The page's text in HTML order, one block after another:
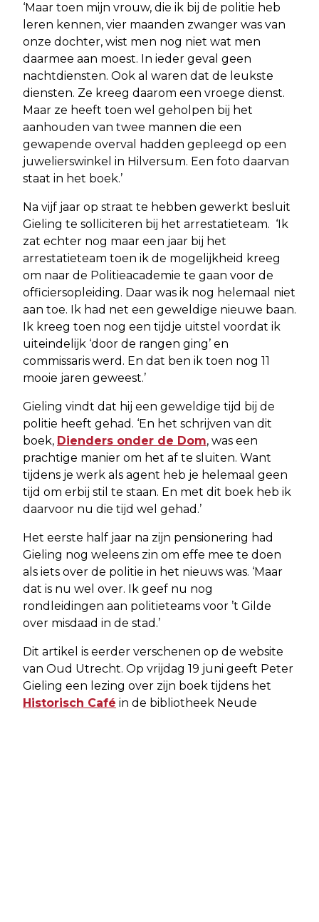
‘Maar toen mijn vrouw, die ik bij de politie heb
leren kennen, vier maanden zwanger was van
onze dochter, wist men nog niet wat men
daarmee aan moest. In ieder geval geen
nachtdiensten. Ook al waren dat de leukste
diensten. Ze kreeg daarom een vroege dienst.
Maar ze heeft toen wel geholpen bij het
aanhouden van twee mannen die een
gewapende overval hadden gepleegd op een
juwelierswinkel in Hilversum. Een foto daarvan
staat in het boek.’
Na vijf jaar op straat te hebben gewerkt besluit
Gieling te solliciteren bij het arrestatieteam. ‘Ik
zat echter nog maar een jaar bij het
arrestatieteam toen ik de mogelijkheid kreeg
om naar de Politieacademie te gaan voor de
officiersopleiding. Daar was ik nog helemaal niet
aan toe. Ik had net een geweldige nieuwe baan.
Ik kreeg toen nog een tijdje uitstel voordat ik
uiteindelijk ‘door de rangen ging’ en
commissaris werd. En dat ben ik toen nog 11
mooie jaren geweest.’
Gieling vindt dat hij een geweldige tijd bij de
politie heeft gehad. ‘En het schrijven van dit
boek, Dienders onder de Dom, was een
prachtige manier om het af te sluiten. Want
tijdens je werk als agent heb je helemaal geen
tijd om erbij stil te staan. En met dit boek heb ik
daarvoor nu die tijd wel gehad.’
Het eerste half jaar na zijn pensionering had
Gieling nog weleens zin om effe mee te doen
als iets over de politie in het nieuws was. ‘Maar
dat is nu wel over. Ik geef nu nog
rondleidingen aan politieteams voor ’t Gilde
over misdaad in de stad.’
Dit artikel is eerder verschenen op de website
van Oud Utrecht. Op vrijdag 19 juni geeft Peter
Gieling een lezing over zijn boek tijdens het
Historisch Café in de bibliotheek Neude